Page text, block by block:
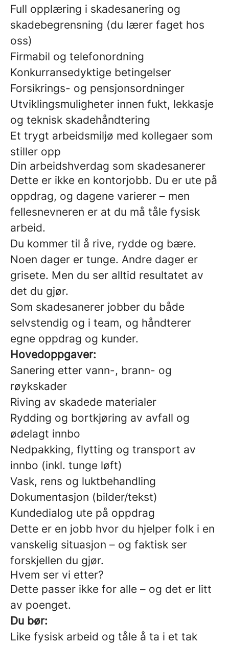
Full opplæring i skadesanering og
skadebegrensning (du lærer faget hos
oss)
Firmabil og telefonordning
Konkurransedyktige betingelser
Forsikrings- og pensjonsordninger
Utviklingsmuligheter innen fukt, lekkasje
og teknisk skadehåndtering
Et trygt arbeidsmiljø med kollegaer som
stiller opp
Din arbeidshverdag som skadesanerer
Dette er ikke en kontorjobb. Du er ute på
oppdrag, og dagene varierer – men
fellesnevneren er at du må tåle fysisk
arbeid.
Du kommer til å rive, rydde og bære.
Noen dager er tunge. Andre dager er
grisete. Men du ser alltid resultatet av
det du gjør.
Som skadesanerer jobber du både
selvstendig og i team, og håndterer
egne oppdrag og kunder.
Hovedoppgaver:
Sanering etter vann-, brann- og
røykskader
Riving av skadede materialer
Rydding og bortkjøring av avfall og
ødelagt innbo
Nedpakking, flytting og transport av
innbo (inkl. tunge løft)
Vask, rens og luktbehandling
Dokumentasjon (bilder/tekst)
Kundedialog ute på oppdrag
Dette er en jobb hvor du hjelper folk i en
vanskelig situasjon – og faktisk ser
forskjellen du gjør.
Hvem ser vi etter?
Dette passer ikke for alle – og det er litt
av poenget.
Du bør:
Like fysisk arbeid og tåle å ta i et tak